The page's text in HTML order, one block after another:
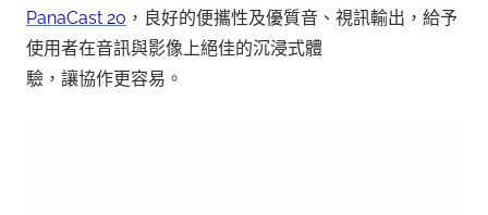
PanaCast 20 ，良好的便攜性及優質音、視訊輸出，給予
使用者在音訊與影像上絕佳的沉浸式體
驗，讓協作更容易。